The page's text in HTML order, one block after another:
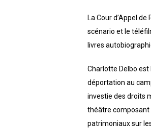
La Cour d’Appel
scénario et le
livres
Charlotte Delbo
déportation au
investie des droits
théâtre composant
patrimoniaux sur